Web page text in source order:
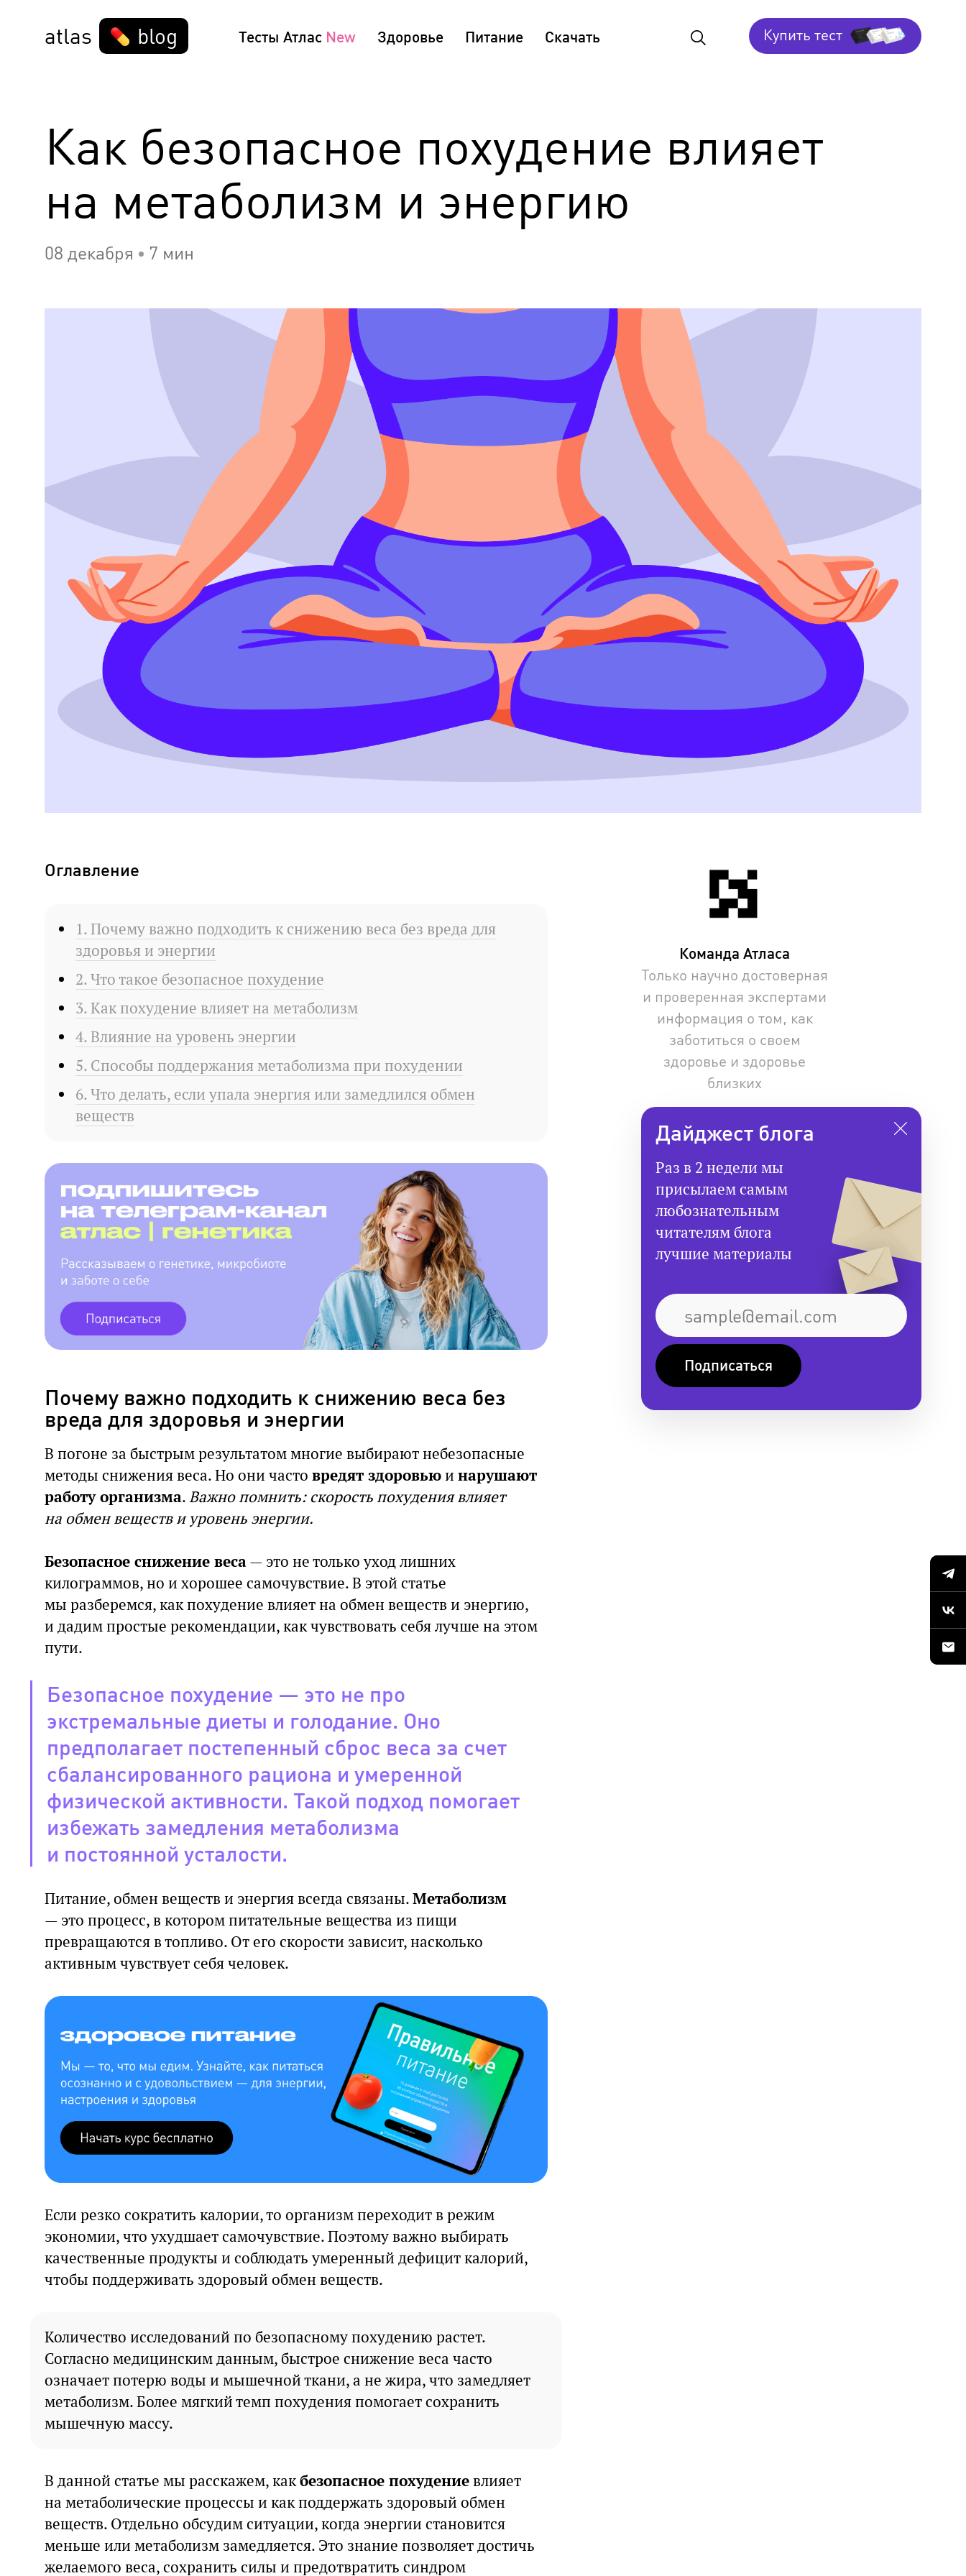
atlas blog Тесты Атлас Здоровье Питание Скачать Купить тест
Как безопасное похудение влияет
на метаболизм и энергию
08 декабря 7 мин
Оглавление
1. Почему важно подходить к снижению веса без вреда для
здоровья и энергии
2. Что такое безопасное похудение
3. Как похудение влияет на метаболизм
4. Влияние на уровень энергии
5. Способы поддержания метаболизма при похудении
6. Что делать, если упала энергия или замедлился обмен
веществ
Почему важно подходить к снижению веса без
вреда для здоровья и энергии
В погоне за быстрым результатом многие выбирают небезопасные
методы снижения веса. Но они часто вредят здоровьюи нарушают
работу организма.Важно помнить: скорость похудения влияет
на обмен веществ и уровень энергии.
Безопасное снижение веса— это не только уход лишних
килограммов, но и хорошее самочувствие. В этой статье
мы разберемся, как похудение влияет на обмен веществ и энергию,
и дадим простые рекомендации, как чувствовать себя лучше на этом
пути.
Безопасное похудение — это не про
экстремальные диеты и голодание. Оно
предполагает постепенный сброс веса за счет
сбалансированного рациона и умеренной
физической активности. Такой подход помогает
избежать замедления метаболизма
и постоянной усталости.
Питание, обмен веществ и энергия всегда связаны.Метаболизм
— это процесс, в котором питательные вещества из пищи
превращаются в топливо. От его скорости зависит, насколько
активным чувствует себя человек.
Если резко сократить калории, то организм переходит в режим
экономии, что ухудшает самочувствие. Поэтому важно выбирать
качественные продукты и соблюдать умеренный дефицит калорий,
чтобы поддерживать здоровый обмен веществ.
Количество исследований по безопасному похудению растет.
Согласно медицинским данным, быстрое снижение веса часто
означает потерю воды и мышечной ткани, а не жира, что замедляет
метаболизм. Более мягкий темп похудения помогает сохранить
мышечную массу.
В данной статье мы расскажем, какбезопасное похудениевлияет
на метаболические процессы и как поддержать здоровый обмен
веществ. Отдельно обсудим ситуации, когда энергии становится
меньше или метаболизм замедляется. Это знание позволяет достичь
желаемого веса, сохранить силы и предотвратить синдром
Команда Атласа
Только научно достоверная
и проверенная экспертами
информация о том, как
заботиться о своем
здоровье и здоровье
близких
Дайджест блога
Раз в 2 недели мы
присылаем самым
любознательным
читателям блога
лучшие материалы
Подписаться